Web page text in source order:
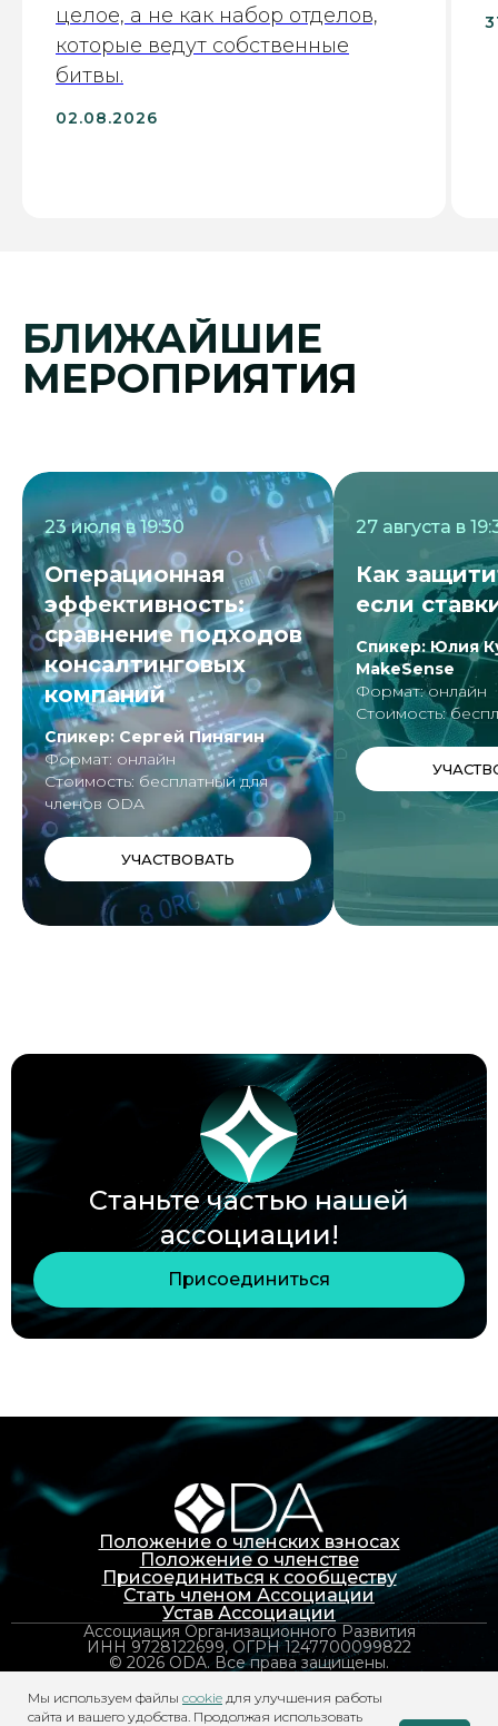
целое, а не как набор отделов,
которые ведут собственные
битвы.
02.08.2026
БЛИЖАЙШИЕ
МЕРОПРИЯТИЯ
23 июля в 19:30
Операционная
эффективность:
сравнение подходов
консалтинговых
компаний
Спикер: Сергей Пинягин
Формат: онлайн
Стоимость: бесплатный для
членов ODA
УЧАСТВОВАТЬ
27 августа в
Как
если
Спикер: Юлия
MakeSense
Формат: онлайн
Стоимость:
Станьте частью нашей
ассоциации!
Присоединиться
Положение о членских взносах
Положение о членстве
Присоединиться к сообществу
Стать членом Ассоциации
Устав Ассоциации
Ассоциация Организационного Развития
ИНН 9728122699, ОГРН 1247700099822
© 2026 ODA. Все права защищены.
info@orgdevworld.ru
Политика конфиденциальности
Политика обработки персональных данных
Мы используем файлы cookie для улучшения работы
сайта и вашего удобства. Продолжая использовать